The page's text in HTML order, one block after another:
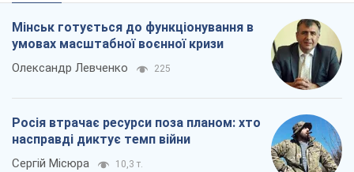
Мінськ готується до функціонування в
умовах масштабної воєнної кризи
Олександр Левченко 225
Росія втрачає ресурси поза планом: хто
насправді диктує темп війни
Сергій Місюра 10,3 т.